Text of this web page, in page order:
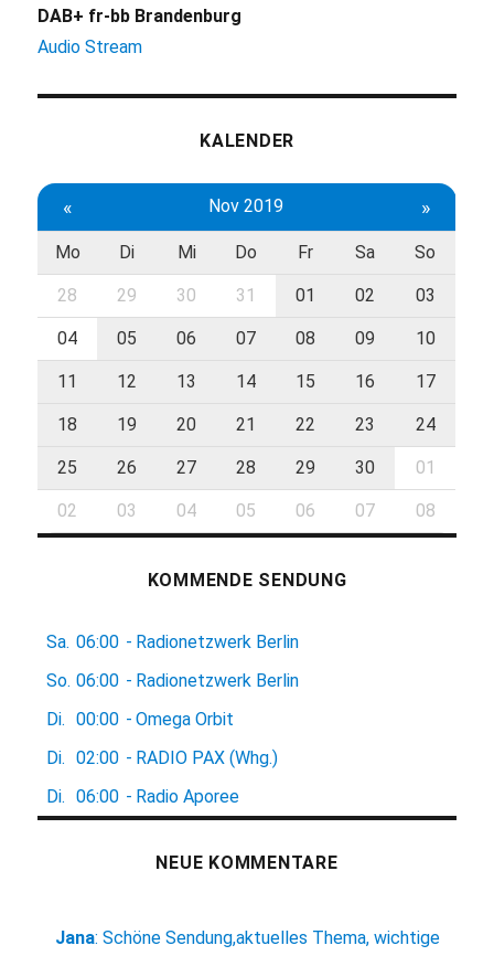
DAB+ fr-bb Brandenburg
Audio Stream
KALENDER
« Nov 2019 »
Mo Di Mi Do Fr Sa So
28 29 30 31 01 02 03
04 05 06 07 08 09 10
11 12 13 14 15 16 17
18 19 20 21 22 23 24
25 26 27 28 29 30 01
02 03 04 05 06 07 08
KOMMENDE SENDUNG
Sa. 06:00 - Radionetzwerk Berlin
So. 06:00 - Radionetzwerk Berlin
Di.
00:00 - Omega Orbit
Di.
02:00 - RADIO PAX (Whg.)
Di.
06:00 - Radio Aporee
NEUE KOMMENTARE
Jana:Schöne Sendung,aktuelles Thema, wichtige